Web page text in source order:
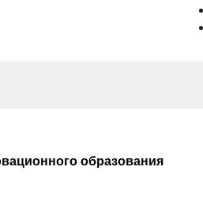
образования